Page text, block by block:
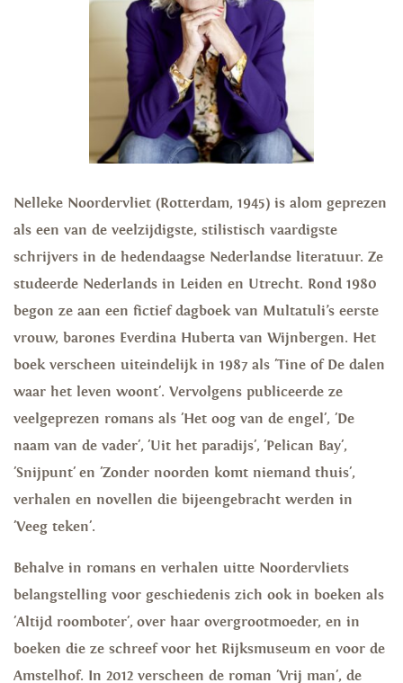
Nelleke Noordervliet (Rotterdam, 1945) is alom geprezen
als een van de veelzijdigste, stilistisch vaardigste
schrijvers in de hedendaagse Nederlandse literatuur. Ze
studeerde Nederlands in Leiden en Utrecht. Rond 1980
begon ze aan een fictief dagboek van Multatuli’s eerste
vrouw, barones Everdina Huberta van Wijnbergen. Het
boek verscheen uiteindelijk in 1987 als 'Tine of De dalen
waar het leven woont'. Vervolgens publiceerde ze
veelgeprezen romans als 'Het oog van de engel', 'De
naam van de vader', 'Uit het paradijs', 'Pelican Bay',
'Snijpunt' en 'Zonder noorden komt niemand thuis',
verhalen en novellen die bijeengebracht werden in
'Veeg teken'.
Behalve in romans en verhalen uitte Noordervliets
belangstelling voor geschiedenis zich ook in boeken als
'Altijd roomboter', over haar overgrootmoeder, en in
boeken die ze schreef voor het Rijksmuseum en voor de
Amstelhof. In 2012 verscheen de roman 'Vrij man', de